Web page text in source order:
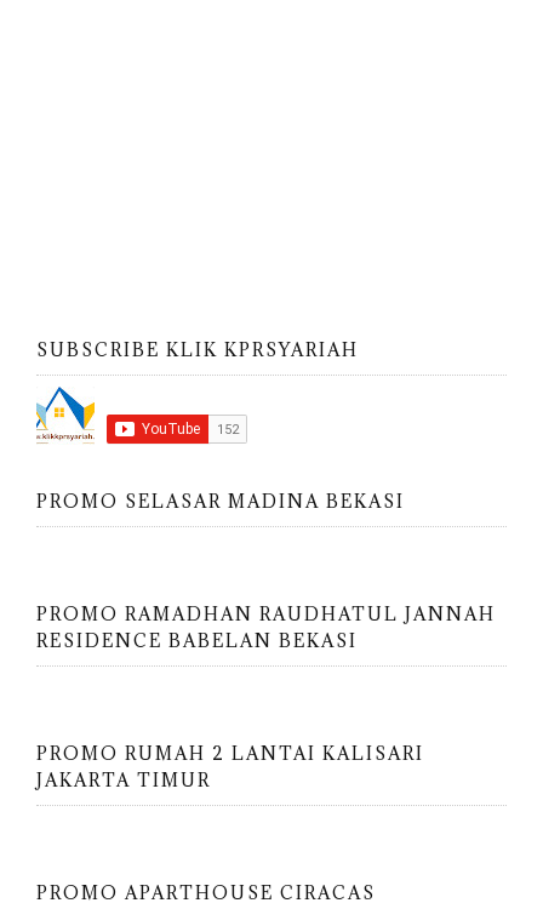
SUBSCRIBE KLIK KPRSYARIAH
PROMO SELASAR MADINA BEKASI
PROMO RAMADHAN RAUDHATUL JANNAH
RESIDENCE BABELAN BEKASI
PROMO RUMAH 2 LANTAI KALISARI
JAKARTA TIMUR
PROMO APARTHOUSE CIRACAS